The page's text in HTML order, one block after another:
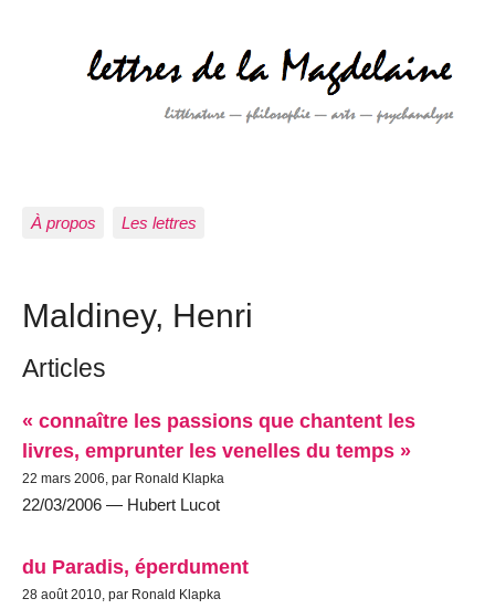
À propos Les lettres
Maldiney, Henri
Articles
« connaître les passions que chantent les
livres, emprunter les venelles du temps »
22 mars 2006, par Ronald Klapka
22/03/2006 — Hubert Lucot
du Paradis, éperdument
28 août 2010, par Ronald Klapka